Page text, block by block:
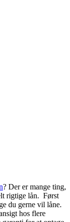
? Der er mange ting,
rigtige lån. Først
du gerne vil låne.
hos flere